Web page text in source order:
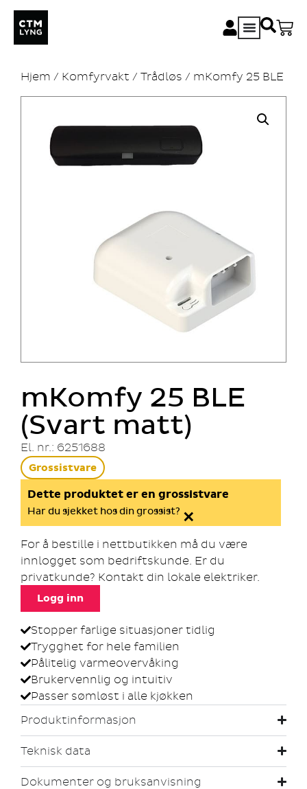
Hjem / Komfyrvakt / Trådløs / mKomfy 25 BLE
mKomfy 25 BLE
(Svart matt)
El. nr.: 6251688
Grossistvare
Dette produktet er en grossistvare
Har du sjekket hos din grossist? ×
For å bestille i nettbutikken må du være
innlogget som bedriftskunde. Er du
privatkunde? Kontakt din lokale elektriker.
Logg inn
Stopper farlige situasjoner tidlig
Trygghet for hele familien
Pålitelig varmeovervåking
Brukervennlig og intuitiv
Passer sømløst i alle kjøkken
Produktinformasjon
Teknisk data
Dokumenter og bruksanvisning